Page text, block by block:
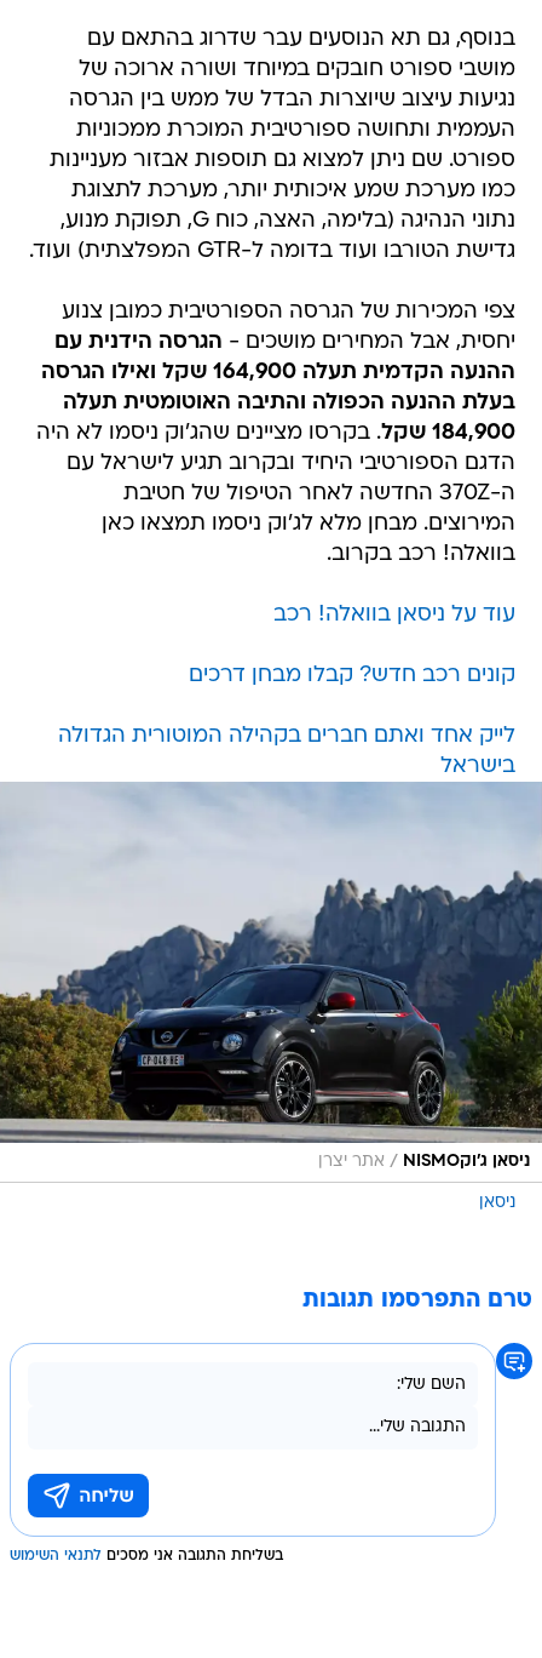
בנוסף, גם תא הנוסעים עבר שדרוג בהתאם עם
מושבי ספורט חובקים במיוחד ושורה ארוכה של
נגיעות עיצוב שיוצרות הבדל של ממש בין הגרסה
העממית ותחושה ספורטיבית המוכרת ממכוניות
ספורט. שם ניתן למצוא גם תוספות אבזור מעניינות
כמו מערכת שמע איכותית יותר, מערכת לתצוגת
נתוני הנהיגה (בלימה, האצה, כוח G, תפוקת מנוע,
גדישת הטורבו ועוד בדומה ל-GTR המפלצתית) ועוד.
צפי המכירות של הגרסה הספורטיבית כמובן צנוע
יחסית, אבל המחירים מושכים - הגרסה הידנית עם
ההנעה הקדמית תעלה 164,900 שקל ואילו הגרסה
בעלת ההנעה הכפולה והתיבה האוטומטית תעלה
184,900 שקל
. בקרסו מציינים שהג'וק ניסמו לא היה
הדגם הספורטיבי היחיד ובקרוב תגיע לישראל עם
ה-370Z החדשה לאחר הטיפול של חטיבת
המירוצים. מבחן מלא לג'וק ניסמו תמצאו כאן
בוואלה! רכב בקרוב.
עוד על ניסאן בוואלה! רכב
קונים רכב חדש? קבלו מבחן דרכים
לייק אחד ואתם חברים בקהילה המוטורית הגדולה
בישראל
ניסאן ג'וקNISMO / אתר יצרן
ניסאן
טרם התפרסמו תגובות
בשליחת התגובה אני מסכים לתנאי השימוש